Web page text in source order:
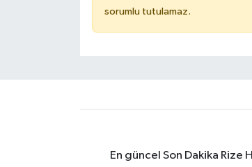
sorumlu tutulamaz.
En güncel Son Dakika